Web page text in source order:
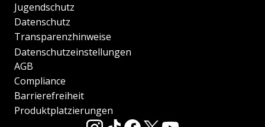
Jugendschutz
Datenschutz
Transparenzhinweise
Datenschutzeinstellungen
AGB
Compliance
Barrierefreiheit
Produktplatzierungen